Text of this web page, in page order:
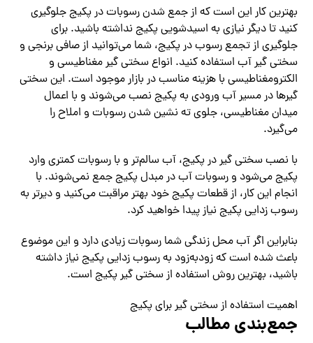
بهترین کار این است که از جمع شدن رسوبات در پکیج جلوگیری
کنید تا دیگر نیازی به اسیدشویی پکیج نداشته باشید. برای
جلوگیری از تجمع رسوب در پکیج، شما می‌توانید از صافی برنجی و
سختی گیر آب استفاده کنید. انواع سختی گیر مغناطیسی و
الکترومغناطیسی با هزینه مناسب در بازار موجود است. این سختی
گیرها در مسیر آب ورودی به پکیج نصب می‌شوند و با اعمال
میدان مغناطیسی، جلوی ته نشین شدن رسوبات و املاح را
می‌گیرد.
با نصب سختی گیر در پکیج، آب سالم‌تر و با رسوبات کمتری وارد
پکیج می‌شود و رسوبات آب در مبدل پکیج جمع نمی‌شوند. با
انجام این کار، از قطعات پکیج خود بهتر مراقبت می‌کنید و دیرتر به
رسوب زدایی پکیج نیاز پیدا خواهید کرد.
بنابراین اگر آب محل زندگی شما رسوبات زیادی دارد و این موضوع
باعث شده است که زودبه‌زود به رسوب زدایی پکیج نیاز داشته
باشید، بهترین روش استفاده از سختی گیر پکیج است.
اهمیت استفاده از سختی گیر برای پکیج
جمع‌بندی مطالب